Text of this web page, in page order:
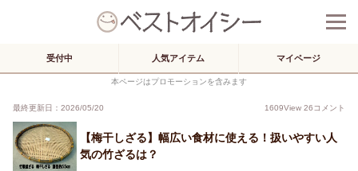
受付中 人気アイテム マイページ
本ページはプロモーションを含みます
最終更新日：2026/05/20 1609View 26コメント
【梅干しざる】幅広い食材に使える！扱いやすい人
気の竹ざるは？